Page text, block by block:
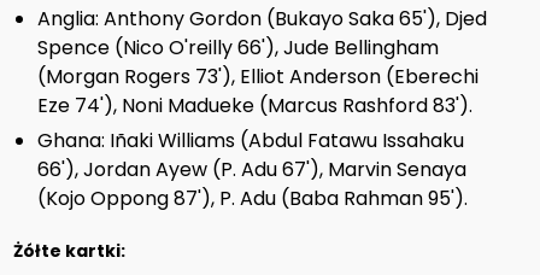
Anglia: Anthony Gordon (Bukayo Saka 65'), Djed
Spence (Nico O'reilly 66'), Jude Bellingham
(Morgan Rogers 73'), Elliot Anderson (Eberechi
Eze 74'), Noni Madueke (Marcus Rashford 83').
Ghana: Iñaki Williams (Abdul Fatawu Issahaku
66'), Jordan Ayew (P. Adu 67'), Marvin Senaya
(Kojo Oppong 87'), P. Adu (Baba Rahman 95').
Żółte kartki: